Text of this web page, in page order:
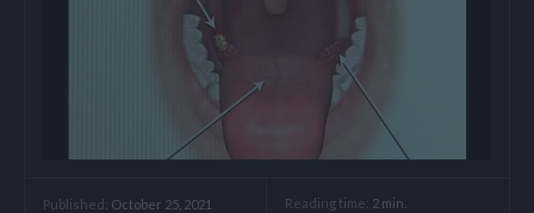
Published: October 25, 2021 Reading time: 2 min.